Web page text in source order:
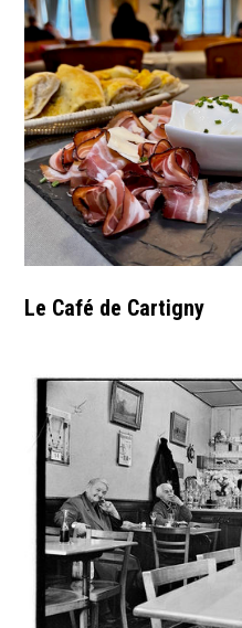
Le Café de Cartigny